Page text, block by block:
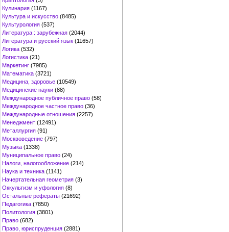
Кулинария (1167)
Культура и искусство (8485)
Культурология (537)
Литература : зарубежная (2044)
Литература и русский язык (11657)
Логика (532)
Логистика (21)
Маркетинг (7985)
Математика (3721)
Медицина, здоровье (10549)
Медицинские науки (88)
Международное публичное право (58)
Международное частное право (36)
Международные отношения (2257)
Менеджмент (12491)
Металлургия (91)
Москвоведение (797)
Музыка (1338)
Муниципальное право (24)
Налоги, налогообложение (214)
Наука и техника (1141)
Начертательная геометрия (3)
Оккультизм и уфология (8)
Остальные рефераты (21692)
Педагогика (7850)
Политология (3801)
Право (682)
Право, юриспруденция (2881)